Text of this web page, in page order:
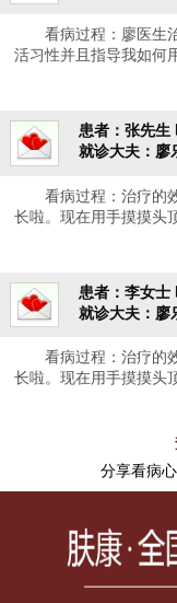
看病过程：廖医生
活习性并且指导我如何
患者：张先生
就诊大夫：廖
看病过程：治疗的
长啦。现在用手摸摸头
患者：李女士
就诊大夫：廖
看病过程：治疗的
长啦。现在用手摸摸头
分享看病